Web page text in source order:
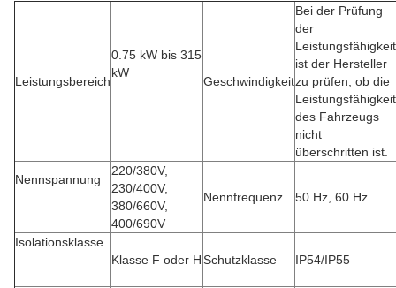
Leistungsbereich
0.75 kW bis 315
kW
Geschwindigkeit
Bei der Prüfung
der
Leistungsfähigkeit
ist der Hersteller
zu prüfen, ob die
Leistungsfähigkeit
des Fahrzeugs
nicht
überschritten ist.
Nennspannung
220/380V,
230/400V,
380/660V,
400/690V
Nennfrequenz 50 Hz, 60 Hz
Isolationsklasse
Klasse F oder HSchutzklasse IP54/IP55